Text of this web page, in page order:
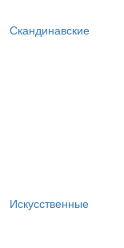
Скандинавские
Искусственные